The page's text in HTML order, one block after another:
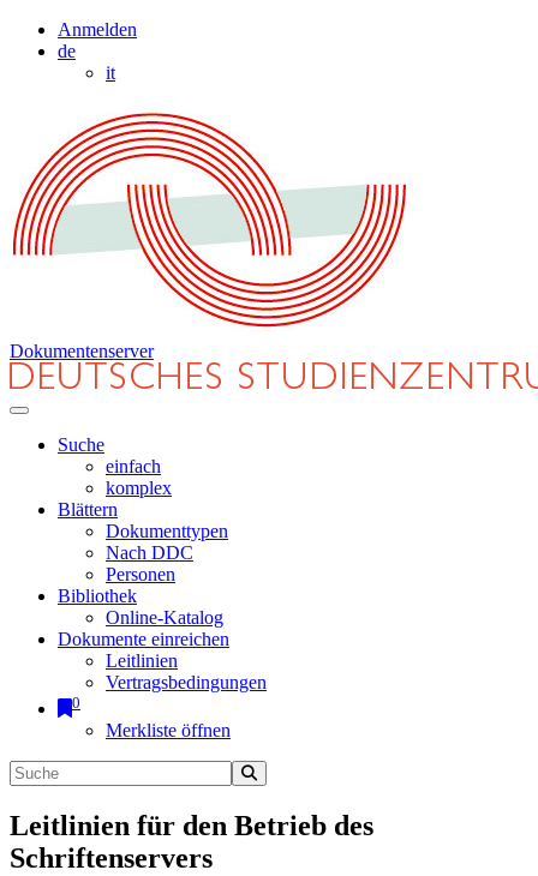
Anmelden
de
it
Dokumentenserver
Suche
einfach
komplex
Blättern
Dokumenttypen
Nach DDC
Personen
Bibliothek
Online-Katalog
Dokumente einreichen
Leitlinien
Vertragsbedingungen
0
Merkliste öffnen
Leitlinien für den Betrieb des
Schriftenservers